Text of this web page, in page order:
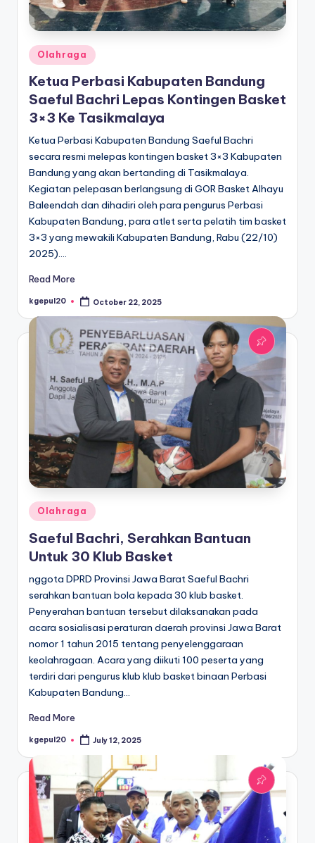
Posted
in
Olahraga
Ketua Perbasi Kabupaten Bandung
Saeful Bachri Lepas Kontingen Basket
3×3 Ke Tasikmalaya
Ketua Perbasi Kabupaten Bandung Saeful Bachri
secara resmi melepas kontingen basket 3×3 Kabupaten
Bandung yang akan bertanding di Tasikmalaya.
Kegiatan pelepasan berlangsung di GOR Basket Alhayu
Baleendah dan dihadiri oleh para pengurus Perbasi
Kabupaten Bandung, para atlet serta pelatih tim basket
3×3 yang mewakili Kabupaten Bandung, Rabu (22/10)
2025).…
Read More
Posted
kgepul20 October 22, 2025
Posted
in
Olahraga
Saeful Bachri, Serahkan Bantuan
Untuk 30 Klub Basket
nggota DPRD Provinsi Jawa Barat Saeful Bachri
serahkan bantuan bola kepada 30 klub basket.
Penyerahan bantuan tersebut dilaksanakan pada
acara sosialisasi peraturan daerah provinsi Jawa Barat
nomor 1 tahun 2015 tentang penyelenggaraan
keolahragaan. Acara yang diikuti 100 peserta yang
terdiri dari pengurus klub klub basket binaan Perbasi
Kabupaten Bandung…
Read More
Posted
kgepul20 July 12, 2025